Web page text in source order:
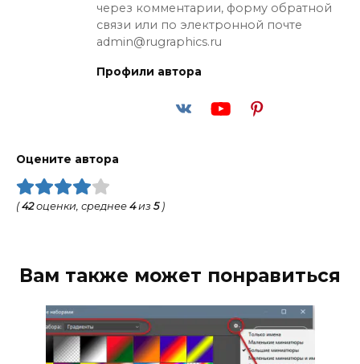
через комментарии, форму обратной
связи или по электронной почте
admin@rugraphics.ru
Профили автора
Оцените автора
(42оценки, среднее 4из 5)
Вам также может понравиться